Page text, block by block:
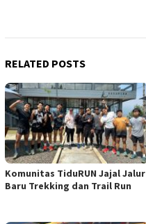
RELATED POSTS
Komunitas TiduRUN Jajal Jalur
Baru Trekking dan Trail Run